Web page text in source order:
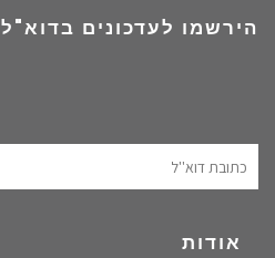
הירשמו לעדכונים בדוא"ל
אודות